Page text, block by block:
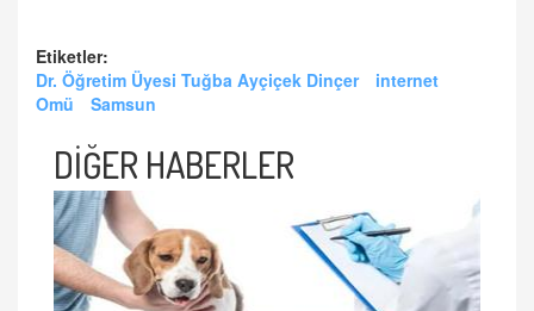
Etiketler:
Dr. Öğretim Üyesi Tuğba Ayçiçek Dinçer
internet
Omü
Samsun
DİĞER HABERLER